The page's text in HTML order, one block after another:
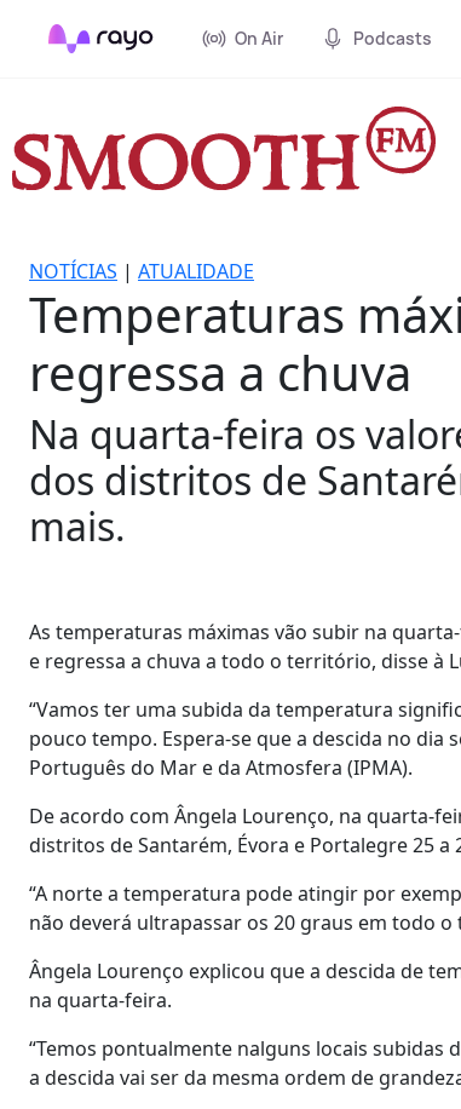
On Air Podcasts
NOTÍCIAS | ATUALIDADE
Temperaturas
regressa a chuva
Na quarta-feira os
dos distritos de
mais.
As temperaturas máximas vão subir na
e regressa a chuva a todo o território, disse à
“Vamos ter uma subida da temperatura
pouco tempo. Espera-se que a descida no dia
Português do Mar e da Atmosfera (IPMA).
De acordo com Ângela Lourenço, na quarta-
distritos de Santarém, Évora e Portalegre 25
“A norte a temperatura pode atingir por
não deverá ultrapassar os 20 graus em todo
Ângela Lourenço explicou que a descida de
na quarta-feira.
“Temos pontualmente nalguns locais subidas
a descida vai ser da mesma ordem de